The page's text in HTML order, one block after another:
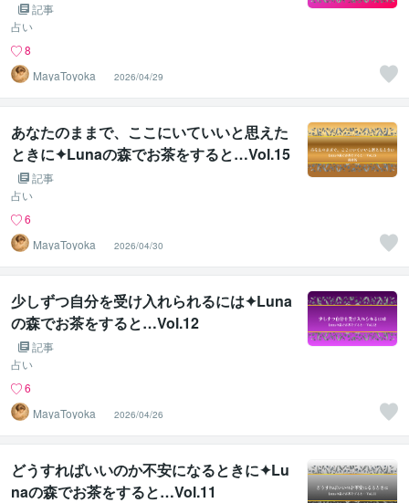
記事
占い
8
MayaToyoka
2026/04/29
あなたのままで、ここにいていいと思えた
ときに✦Lunaの森でお茶をすると…Vol.15
（最終話）
記事
占い
6
MayaToyoka
2026/04/30
少しずつ自分を受け入れられるには✦Luna
の森でお茶をすると…Vol.12
記事
占い
6
MayaToyoka
2026/04/26
どうすればいいのか不安になるときに✦Lu
naの森でお茶をすると…Vol.11